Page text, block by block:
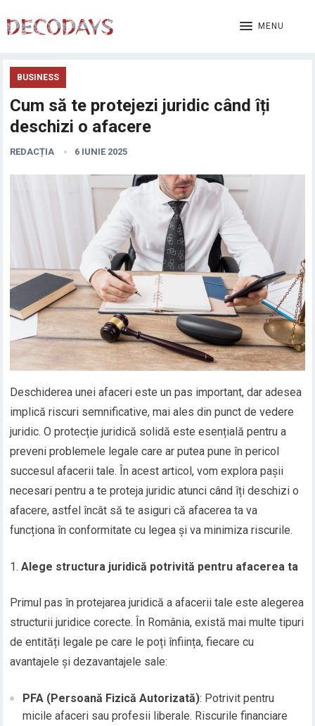
MENU
BUSINESS
Cum să te protejezi juridic când îți
deschizi o afacere
REDACȚIA 6 IUNIE 2025
Deschiderea unei afaceri este un pas important, dar adesea
implică riscuri semnificative, mai ales din punct de vedere
juridic. O protecție juridică solidă este esențială pentru a
preveni problemele legale care ar putea pune în pericol
succesul afacerii tale. În acest articol, vom explora pașii
necesari pentru a te proteja juridic atunci când îți deschizi o
afacere, astfel încât să te asiguri că afacerea ta va
funcționa în conformitate cu legea și va minimiza riscurile.
Alege structura juridică potrivită pentru afacerea ta
Primul pas în protejarea juridică a afacerii tale este alegerea
structurii juridice corecte. În România, există mai multe tipuri
de entități legale pe care le poți înființa, fiecare cu
avantajele și dezavantajele sale:
PFA (Persoană Fizică Autorizată): Potrivit pentru
micile afaceri sau profesii liberale. Riscurile financiare